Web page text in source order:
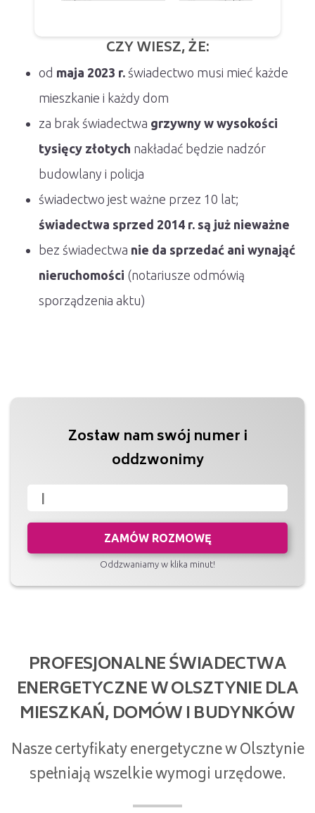
CZY WIESZ, ŻE:
od maja 2023 r. świadectwo musi mieć każde
mieszkanie i każdy dom
za brak świadectwa grzywny w wysokości
tysięcy złotych nakładać będzie nadzór
budowlany i policja
świadectwo jest ważne przez 10 lat;
świadectwa sprzed 2014 r. są już nieważne
bez świadectwa nie da sprzedać ani wynająć
nieruchomości (notariusze odmówią
sporządzenia aktu)
Zostaw nam swój numer i
oddzwonimy
ZAMÓW ROZMOWĘ
Oddzwaniamy w klika minut!
PROFESJONALNE ŚWIADECTWA
ENERGETYCZNE W OLSZTYNIE DLA
MIESZKAŃ, DOMÓW I BUDYNKÓW
Nasze certyfikaty energetyczne w Olsztynie
spełniają wszelkie wymogi urzędowe.